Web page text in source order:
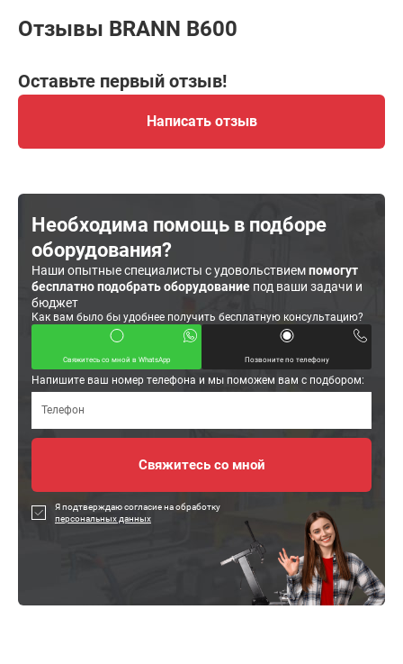
Отзывы BRANN B600
Оставьте первый отзыв!
Написать отзыв
Необходима помощь в подборе
оборудования?
Наши опытные специалисты с удовольствиемпомогут
бесплатно подобрать оборудование под ваши задачи и
бюджет
Как вам было бы удобнее получить бесплатную консультацию?
Свяжитесь со мной в WhatsApp Позвоните по телефону
Напишите ваш номер телефона и мы поможем вам с подбором:
Я подтверждаю согласие на обработку
персональных данных